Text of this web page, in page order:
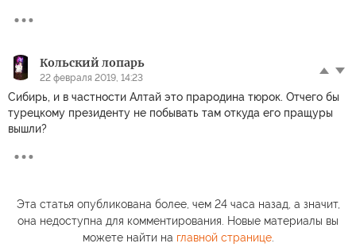
Кольский лопарь
22 февраля 2019, 14:23
Сибирь, и в частности Алтай это прародина тюрок. Отчего бы
турецкому президенту не побывать там откуда его пращуры
вышли?
Эта статья опубликована более, чем 24 часа назад, а значит,
она недоступна для комментирования. Новые материалы вы
можете найти на главной странице.